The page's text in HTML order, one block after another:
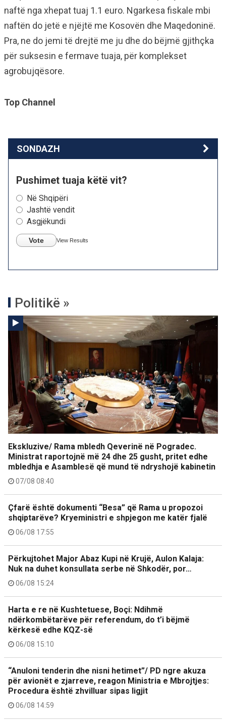
naftë nga xhepat tuaj 1.1 euro. Ngarkesa fiskale mbi
naftën do jetë e njëjtë me Kosovën dhe Maqedoninë.
Pra, ne do jemi të drejtë me ju dhe do bëjmë gjithçka
për suksesin e fermave tuaja, për komplekset
agrobujqësore.
Top Channel
SONDAZH
Pushimet tuaja këtë vit?
Në Shqipëri
Jashtë vendit
Asgjëkundi
Vote View Results
Politikë »
Ekskluzive/ Rama mbledh Qeverinë në Pogradec.
Ministrat raportojnë më 24 dhe 25 gusht, pritet edhe
mbledhja e Asamblesë që mund të ndryshojë kabinetin
07/08 08:40
Çfarë është dokumenti “Besa” që Rama u propozoi
shqiptarëve? Kryeministri e shpjegon me katër fjalë
06/08 17:55
Përkujtohet Major Abaz Kupi në Krujë, Aulon Kalaja:
Nuk na duhet konsullata serbe në Shkodër, por…
06/08 15:24
Harta e re në Kushtetuese, Boçi: Ndihmë
ndërkombëtarëve për referendum, do t’i bëjmë
kërkesë edhe KQZ-së
06/08 15:10
“Anuloni tenderin dhe nisni hetimet”/ PD ngre akuza
për avionët e zjarreve, reagon Ministria e Mbrojtjes:
Procedura është zhvilluar sipas ligjit
06/08 14:59